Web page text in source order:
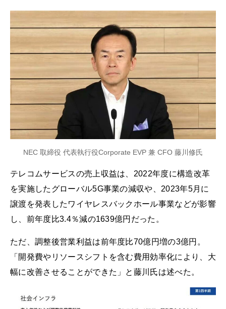
NEC 取締役 代表執行役Corporate EVP 兼 CFO 藤川修氏
テレコムサービスの売上収益は、2022年度に構造改革
を実施したグローバル5G事業の減収や、2023年5月に
譲渡を発表したワイヤレスバックホール事業などが影響
し、前年度比3.4％減の1639億円だった。
ただ、調整後営業利益は前年度比70億円増の3億円。
「開発費やリソースシフトを含む費用効率化により、大
幅に改善させることができた」と藤川氏は述べた。